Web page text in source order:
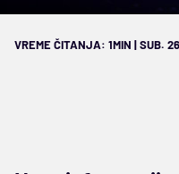
VREME ČITANJA: 1MIN | SUB.